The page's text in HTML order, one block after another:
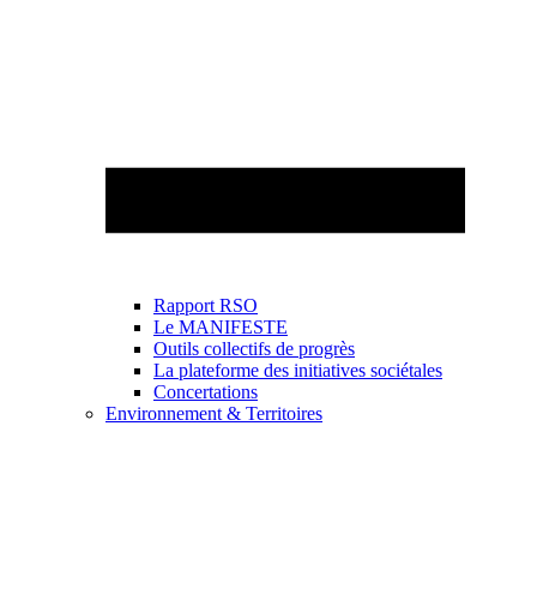
Rapport RSO
Le MANIFESTE
Outils collectifs de progrès
La plateforme des initiatives sociétales
Concertations
Environnement & Territoires